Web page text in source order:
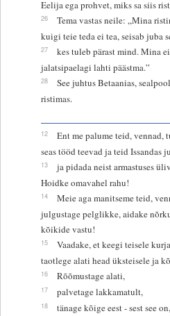
Eelija ega prohvet, miks sa siis
26
Tema vastas neile: „Mina
kuigi teie teda ei tea, seisab juba
27
kes tuleb pärast mind. Mina
jalatsipaelagi lahti päästma.”
28
See juhtus Betaanias,
ristimas.
12
Ent me palume teid, vennad,
seas tööd teevad ja teid Issandas
13
ja pidada neist armastuses
Hoidke omavahel rahu!
14
Meie aga manitseme teid,
julgustage pelglikke, aidake
kõikide vastu!
15
Vaadake, et keegi teisele
taotlege alati head üksteisele ja
16 Rõõmustage alati,
17 palvetage lakkamatult,
18
tänage kõige eest - sest see